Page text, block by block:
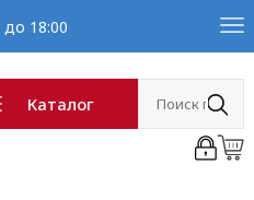
18:00
Каталог